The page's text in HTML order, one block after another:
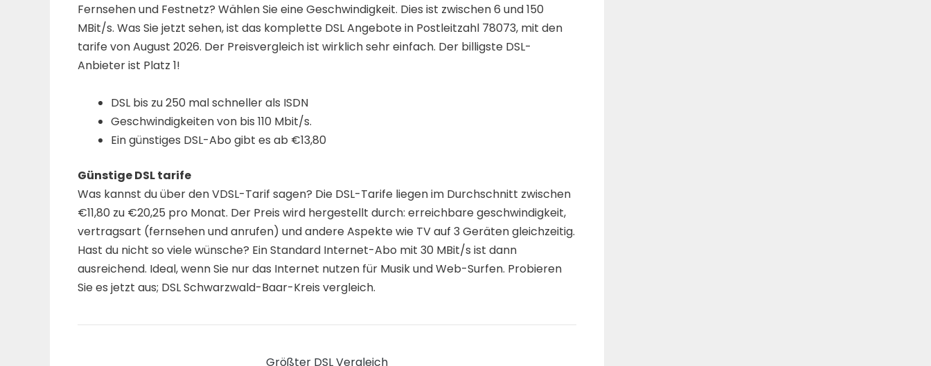
Fernsehen und Festnetz? Wählen Sie eine Geschwindigkeit. Dies ist zwischen 6 und 150
MBit/s. Was Sie jetzt sehen, ist das komplette DSL Angebote in Postleitzahl 78073, mit den
tarife von August 2026. Der Preisvergleich ist wirklich sehr einfach. Der billigste DSL-
Anbieter ist Platz 1!
DSL bis zu 250 mal schneller als ISDN
Geschwindigkeiten von bis 110 Mbit/s.
Ein günstiges DSL-Abo gibt es ab €13,80
Günstige DSL tarife
Was kannst du über den VDSL-Tarif sagen? Die DSL-Tarife liegen im Durchschnitt zwischen
€11,80 zu €20,25 pro Monat. Der Preis wird hergestellt durch: erreichbare geschwindigkeit,
vertragsart (fernsehen und anrufen) und andere Aspekte wie TV auf 3 Geräten gleichzeitig.
Hast du nicht so viele wünsche? Ein Standard Internet-Abo mit 30 MBit/s ist dann
ausreichend. Ideal, wenn Sie nur das Internet nutzen für Musik und Web-Surfen. Probieren
Sie es jetzt aus; DSL Schwarzwald-Baar-Kreis vergleich.
Größter DSL Vergleich